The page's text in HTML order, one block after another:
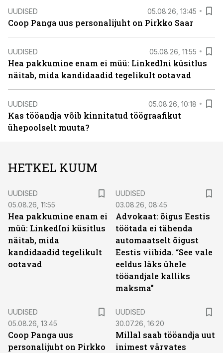
UUDISED 05.08.26, 13:45
Coop Panga uus personalijuht on Pirkko Saar
UUDISED 05.08.26, 11:55
Hea pakkumine enam ei müü: LinkedIni küsitlus
näitab, mida kandidaadid tegelikult ootavad
UUDISED 05.08.26, 10:18
Kas tööandja võib kinnitatud töögraafikut
ühepoolselt muuta?
HETKEL KUUM
UUDISED
05.08.26, 11:55
Hea pakkumine enam ei
müü: LinkedIni küsitlus
näitab, mida
kandidaadid tegelikult
ootavad
UUDISED
03.08.26, 08:45
Advokaat: õigus Eestis
töötada ei tähenda
automaatselt õigust
Eestis viibida. “See vale
eeldus läks ühele
tööandjale kalliks
maksma”
UUDISED
05.08.26, 13:45
Coop Panga uus
personalijuht on Pirkko
UUDISED
30.07.26, 16:20
Millal saab tööandja uut
inimest värvates